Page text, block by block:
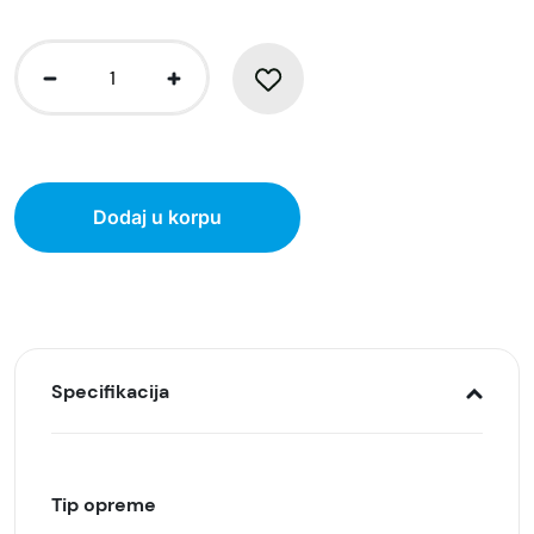
Dodaj u korpu
Specifikacija
Tip opreme